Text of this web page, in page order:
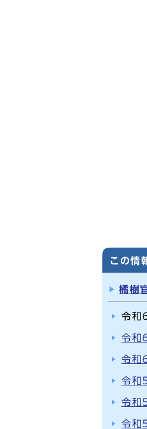
この情
橘樹
令和
令和
令和
令和
令和
令和